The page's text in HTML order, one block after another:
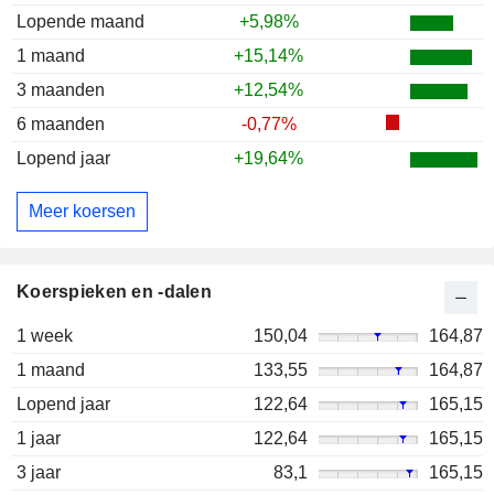
Lopende maand
+5,98%
1 maand
+15,14%
3 maanden
+12,54%
6 maanden
-0,77%
Lopend jaar
+19,64%
Meer koersen
Koerspieken en -dalen
1 week 150,04
164,87
1 maand
133,55
164,87
Lopend jaar
122,64
165,15
1 jaar
122,64
165,15
3 jaar
83,1
165,15